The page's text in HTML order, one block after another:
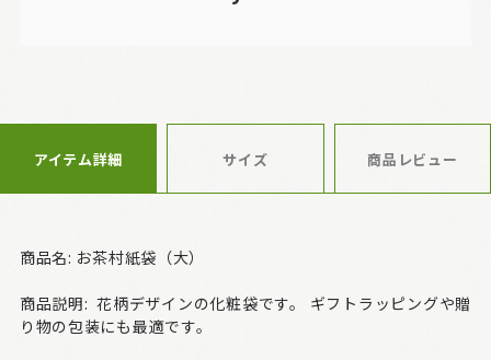
アイテム詳細 サイズ 商品レビュー
商品名: お茶村紙袋（大）
商品説明: 花柄デザインの化粧袋です。 ギフトラッピングや贈
り物の包装にも最適です。